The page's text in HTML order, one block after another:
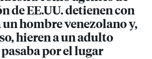
de EE.UU. detienen con
hombre venezolano y,
hieren a un adulto
por el lugar